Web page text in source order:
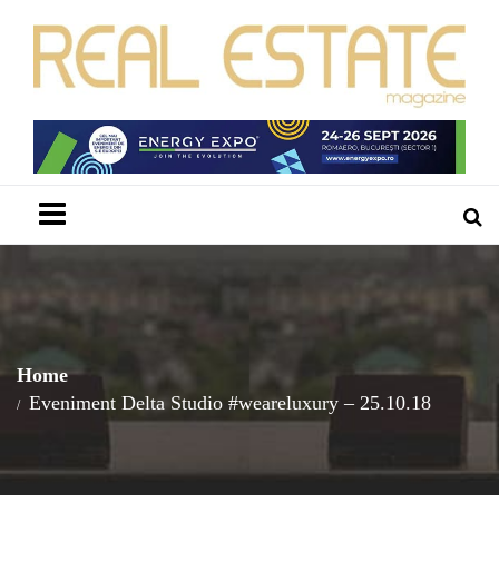
Home
Eveniment Delta Studio #weareluxury – 25.10.18